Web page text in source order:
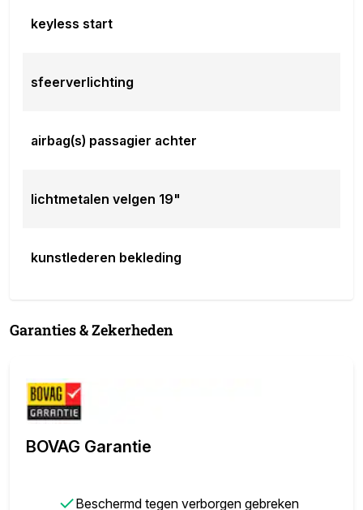
keyless start
sfeerverlichting
airbag(s) passagier achter
lichtmetalen velgen 19"
kunstlederen bekleding
Garanties & Zekerheden
BOVAG Garantie
✓Beschermd tegen verborgen gebreken